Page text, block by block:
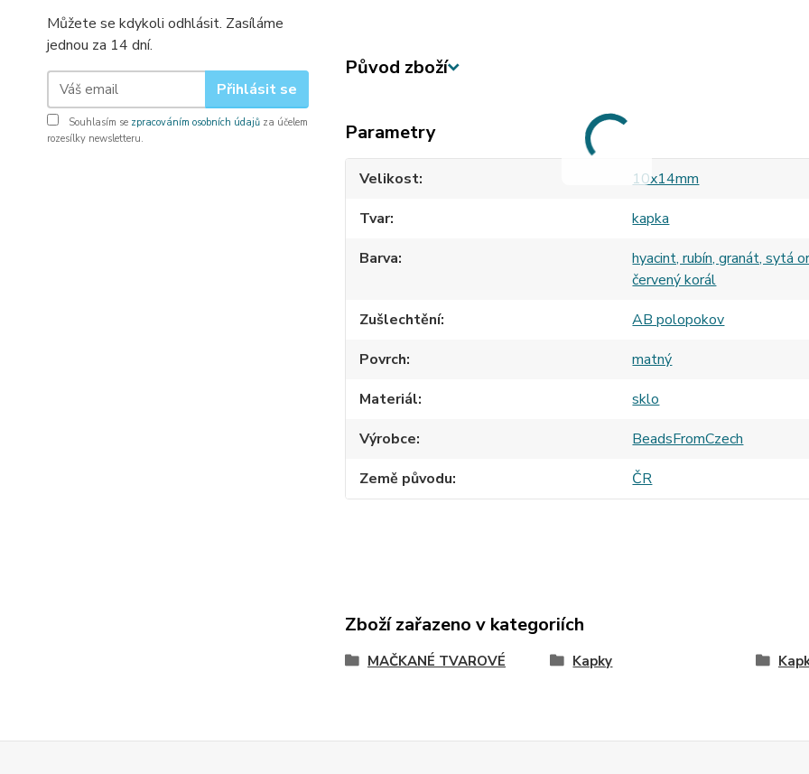
Můžete se kdykoli odhlásit. Zasíláme
jednou za 14 dní.
Přihlásit se
Souhlasím se zpracováním osobních údajů za účelem
rozesílky newsletteru.
Původ zboží
Parametry
Velikost
10x14mm
Tvar
kapka
Barva
hyacint, rubín, granát, sytá
červený korál
Zušlechtění
AB polopokov
Povrch
matný
Materiál
sklo
Výrobce
BeadsFromCzech
Země původu
ČR
Zboží zařazeno v kategoriích
MAČKANÉ TVAROVÉ Kapky